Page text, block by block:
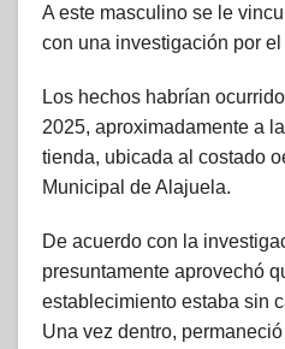
A este masculino se le
con una investigación por
Los hechos habrían
2025, aproximadamente a
tienda, ubicada al costado
Municipal de Alajuela.
De acuerdo con la
presuntamente aprovechó
establecimiento estaba sin
Una vez dentro,